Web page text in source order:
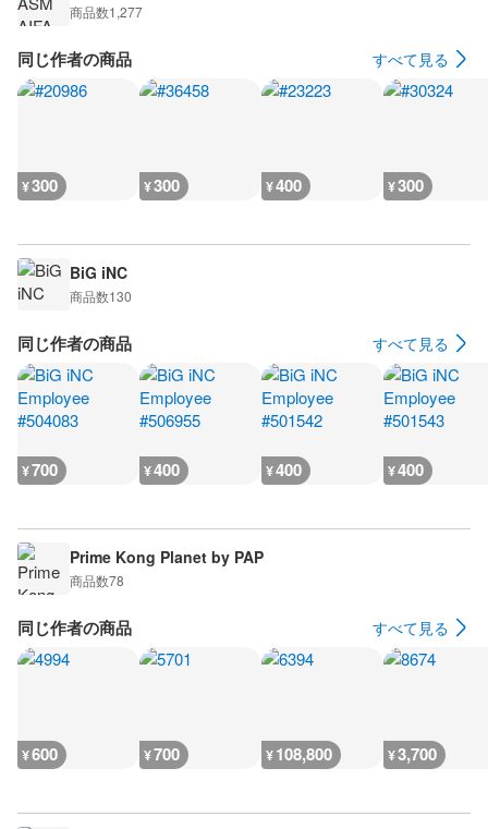
商品数1,277
同じ作者の商品 すべて見る
¥300 ¥300 ¥400 ¥300
BiG iNC
商品数130
同じ作者の商品 すべて見る
¥700 ¥400 ¥400 ¥400
Prime Kong Planet by PAP
商品数78
同じ作者の商品 すべて見る
¥600 ¥700 ¥108,800 ¥3,700